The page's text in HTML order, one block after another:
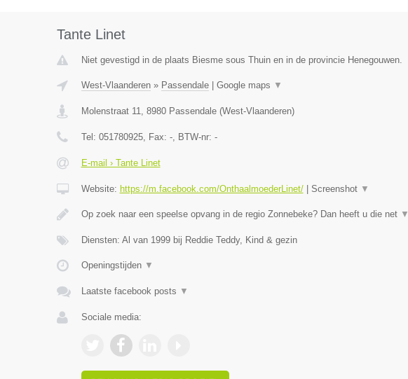
Tante Linet
Niet gevestigd in de plaats Biesme sous Thuin en in de provincie Henegouwen.
West-Vlaanderen» Passendale| Google maps ▼
Molenstraat 11, 8980 Passendale(West-Vlaanderen)
Tel: 051780925, Fax: -, BTW-nr: -
E-mail › Tante Linet
Website: https://m.facebook.com/OnthaalmoederLinet/| Screenshot ▼
Op zoek naar een speelse opvang in de regio Zonnebeke? Dan heeft u die net ▼
Diensten: Al van 1999 bij Reddie Teddy, Kind & gezin
Openingstijden ▼
Laatste facebook posts ▼
Sociale media: